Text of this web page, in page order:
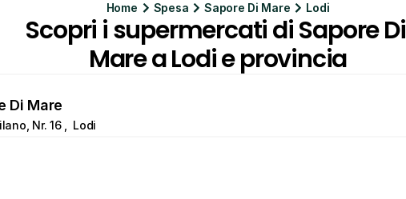
Home Spesa Sapore Di Mare Lodi
Scopri i supermercati di Sapore Di
Mare a Lodi e provincia
Di Mare
Nr. 16 ,  Lodi